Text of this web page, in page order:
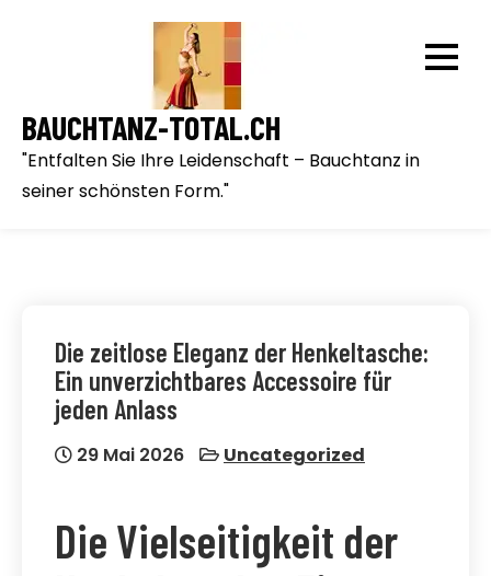
BAUCHTANZ-TOTAL.CH
"Entfalten Sie Ihre Leidenschaft – Bauchtanz in
seiner schönsten Form."
Die zeitlose Eleganz der Henkeltasche:
Ein unverzichtbares Accessoire für
jeden Anlass
29 Mai 2026 Uncategorized
Die Vielseitigkeit der